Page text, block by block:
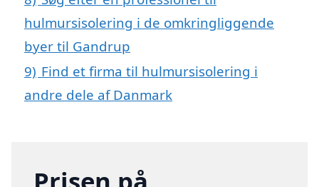
hulmursisolering i de omkringliggende
byer til Gandrup
9) Find et firma til hulmursisolering i
andre dele af Danmark